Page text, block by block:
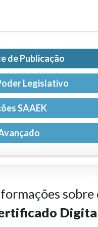
de Publicação
Legislativo
SAAEK
sobre